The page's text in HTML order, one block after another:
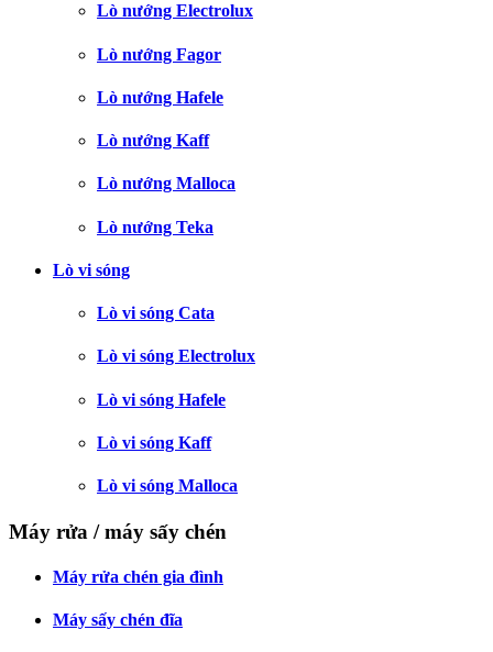
Lò nướng Electrolux
Lò nướng Fagor
Lò nướng Hafele
Lò nướng Kaff
Lò nướng Malloca
Lò nướng Teka
Lò vi sóng
Lò vi sóng Cata
Lò vi sóng Electrolux
Lò vi sóng Hafele
Lò vi sóng Kaff
Lò vi sóng Malloca
Máy rửa / máy sấy chén
Máy rửa chén gia đình
Máy sấy chén đĩa